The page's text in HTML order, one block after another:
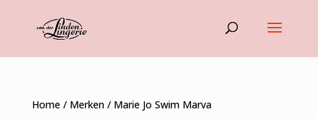
Home/ Merken/ Marie Jo Swim Marva